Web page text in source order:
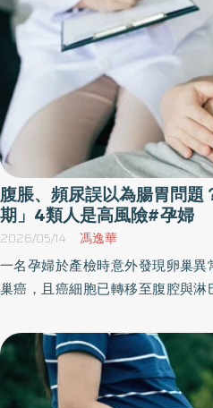
腹脹、頻尿誤以為腸胃問題
期」4類人是高風險#孕婦
2026/05/14 馮逸華
一名孕婦於產檢時意外發現卵巢
巢癌，且癌細胞已轉移至腹腔與淋
先行手術切除部分腫瘤以確認診
胎兒發育相對成熟後安排剖腹生產